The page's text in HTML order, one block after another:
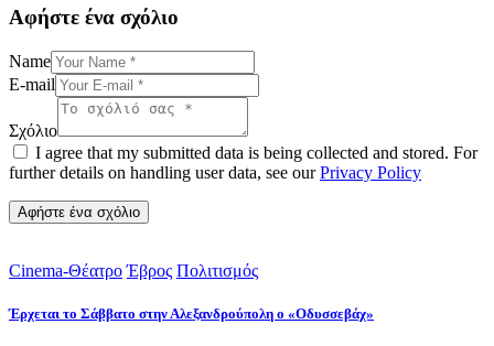
Αφήστε ένα σχόλιο
Name
E-mail
Σχόλιο
I agree that my submitted data is being collected and stored. For
further details on handling user data, see ourPrivacy Policy
Cinema-Θέατρο Έβρος Πολιτισμός
Έρχεται το Σάββατο στην Αλεξανδρούπολη ο «Οδυσσεβάχ»